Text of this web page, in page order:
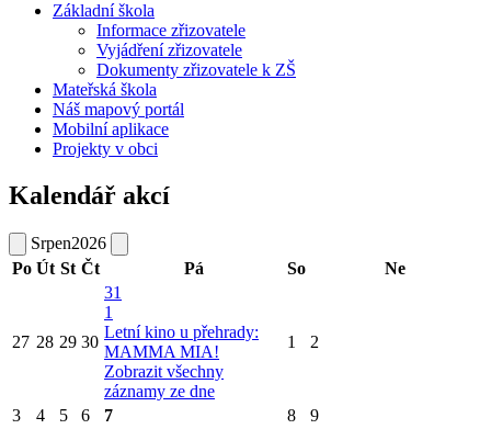
Základní škola
Informace zřizovatele
Vyjádření zřizovatele
Dokumenty zřizovatele k ZŠ
Mateřská škola
Náš mapový portál
Mobilní aplikace
Projekty v obci
Kalendář akcí
Srpen2026
Po Út St Čt Pá So Ne
27 28 29 30
31
1
Letní kino u přehrady:
MAMMA MIA!
Zobrazit všechny
záznamy ze dne
1 2
3 4 5 6 7 8
9